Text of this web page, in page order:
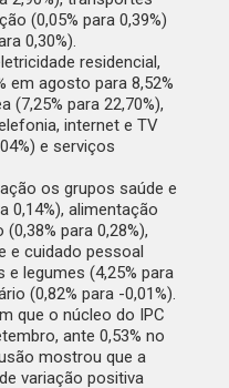
(0,05% para 0,39%)
0,30%).
residencial,
em agosto para 8,52%
(7,25% para 22,70%),
internet e TV
e serviços
os grupos saúde e
0,14%), alimentação
para 0,28%),
e cuidado pessoal
e legumes (4,25% para
(0,82% para -0,01%).
que o núcleo do IPC
ante 0,53% no
mostrou que a
variação positiva